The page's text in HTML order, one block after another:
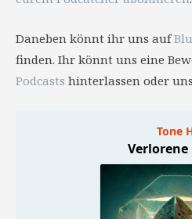
Daneben könnt ihr uns auf
finden. Ihr könnt uns eine
Podcasts hinterlassen oder